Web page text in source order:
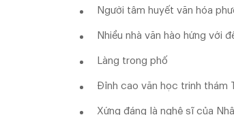
Người tâm huyết văn hóa
Nhiều nhà văn hào hứng với
Làng trong phố
Đỉnh cao văn học trinh thám
Xứng đáng là nghệ sĩ của